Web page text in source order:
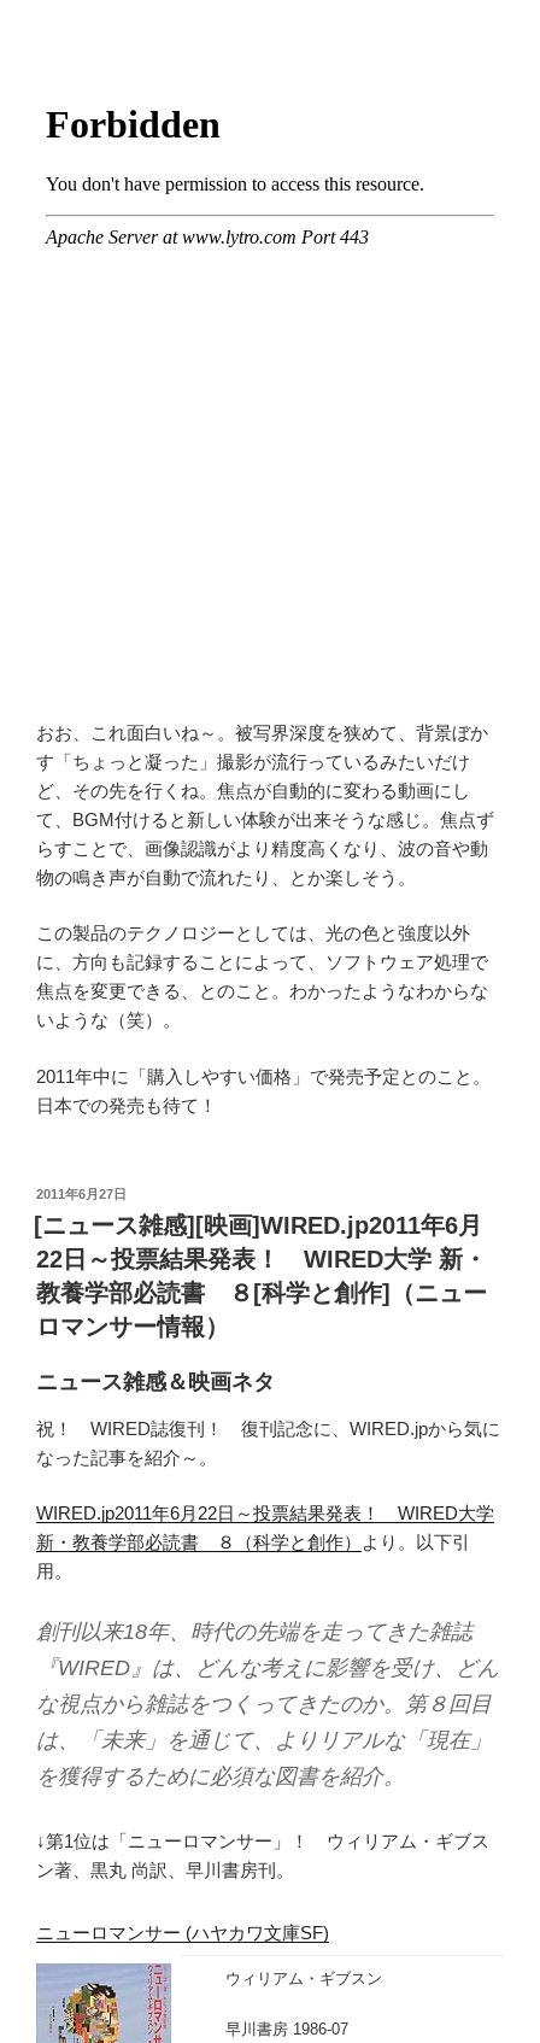
おお、これ面白いね～。被写界深度を狭めて、背景ぼか
す「ちょっと凝った」撮影が流行っているみたいだけ
ど、その先を行くね。焦点が自動的に変わる動画にし
て、BGM付けると新しい体験が出来そうな感じ。焦点ず
らすことで、画像認識がより精度高くなり、波の音や動
物の鳴き声が自動で流れたり、とか楽しそう。
この製品のテクノロジーとしては、光の色と強度以外
に、方向も記録することによって、ソフトウェア処理で
焦点を変更できる、とのこと。わかったようなわからな
いような（笑）。
2011年中に「購入しやすい価格」で発売予定とのこと。
日本での発売も待て！
投
稿
日:
2011年6月27日
[ニュース雑感][映画]WIRED.jp2011年6月
22日～投票結果発表！ WIRED大学 新・
教養学部必読書 ８[科学と創作]（ニュー
ロマンサー情報）
ニュース雑感＆映画ネタ
祝！ WIRED誌復刊！ 復刊記念に、WIRED.jpから気に
なった記事を紹介～。
WIRED.jp2011年6月22日～投票結果発表！ WIRED大学
新・教養学部必読書 ８（科学と創作）
より。以下引
用。
創刊以来18年、時代の先端を走ってきた雑誌
『WIRED』は、どんな考えに影響を受け、どん
な視点から雑誌をつくってきたのか。第８回目
は、「未来」を通じて、よりリアルな「現在」
を獲得するために必須な図書を紹介。
↓第1位は「ニューロマンサー」！ ウィリアム・ギブス
ン著、黒丸 尚訳、早川書房刊。
ニューロマンサー (ハヤカワ文庫SF)
ウィリアム・ギブスン
早川書房 1986-07